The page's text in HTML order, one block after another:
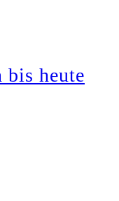
bis heute